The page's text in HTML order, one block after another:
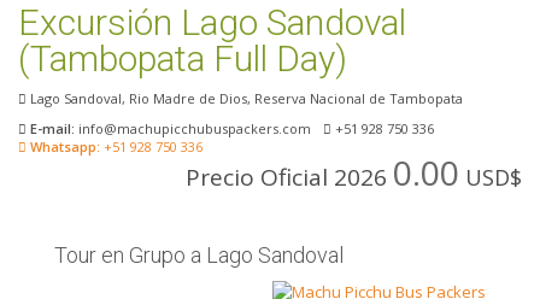
Excursión Lago Sandoval
(Tambopata Full Day)
Lago Sandoval, Rio Madre de Dios, Reserva Nacional de Tambopata
E-mail: info@machupicchubuspackers.com
+51 928 750 336
Whatsapp: +51 928 750 336
Precio Oficial 2026 0.00 USD$
Tour en Grupo a Lago Sandoval